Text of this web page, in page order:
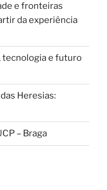
e fronteiras
da experiência
tecnologia e futuro
Heresias:
– Braga